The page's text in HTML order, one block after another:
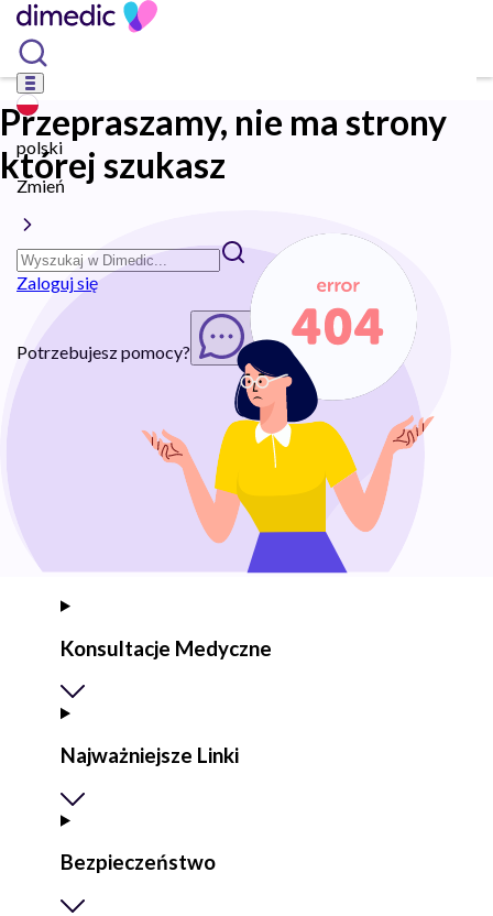
polski
Zmień
Zaloguj się
Potrzebujesz pomocy? Rozpocznij chat
Przepraszamy, nie ma strony
której szukasz
Konsultacje Medyczne
Najważniejsze Linki
Bezpieczeństwo